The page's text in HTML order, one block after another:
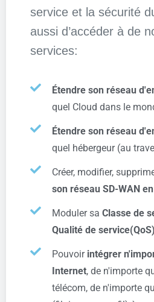
service et la sécurité
aussi d’accéder à de
services:
Étendre son réseau
quel Cloud dans le
Étendre son réseau
quel hébergeur (au
Créer, modifier,
son réseau SD-WAN
Moduler sa Classe de
Qualité de service(QoS)
Pouvoir intégrer
Internet, de n'importe
télécom, de n'importe